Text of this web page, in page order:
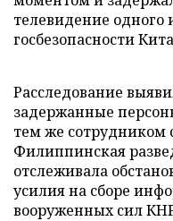
телевидение одного
госбезопасности
Расследование
задержанные
тем же сотрудником
Филиппинская
отслеживала
усилия на сборе
вооруженных сил